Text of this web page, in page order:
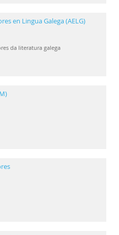
en Lingua Galega (AELG)
da literatura galega